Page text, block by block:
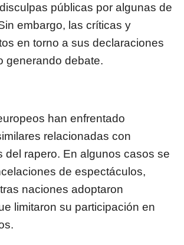
públicas por algunas de
embargo, las críticas y
en torno a sus declaraciones
generando debate.
han enfrentado
relacionadas con
del rapero. En algunos casos se
de espectáculos,
naciones adoptaron
limitaron su participación en